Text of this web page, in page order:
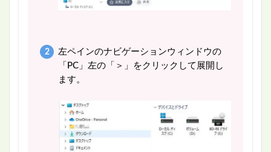
左ペインのナビゲーションウィンドウの
「PC」左の「＞」をクリックして展開し
ます。